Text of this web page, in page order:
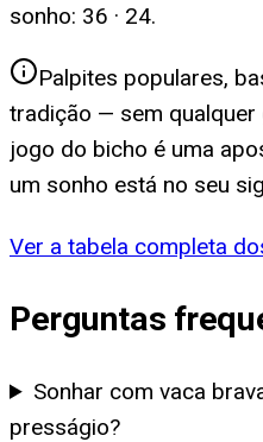
sonho: 36 · 24.
Palpites populares,
tradição — sem qualquer
jogo do bicho é uma
um sonho está no seu
Ver a tabela completa
Perguntas
Sonhar com vaca
presságio?